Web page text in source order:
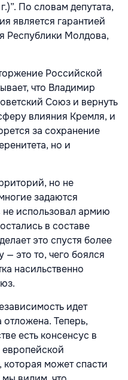
По словам депутата,
является гарантией
Республики Молдова,
Российской
что Владимир
Союз и вернуть
влияния Кремля, и
за сохранение
но и
но не
задаются
использовал армию
в составе
это спустя более
это то, чего боялся
насильственно
идет
отложена. Теперь,
есть консенсус в
которая может спасти